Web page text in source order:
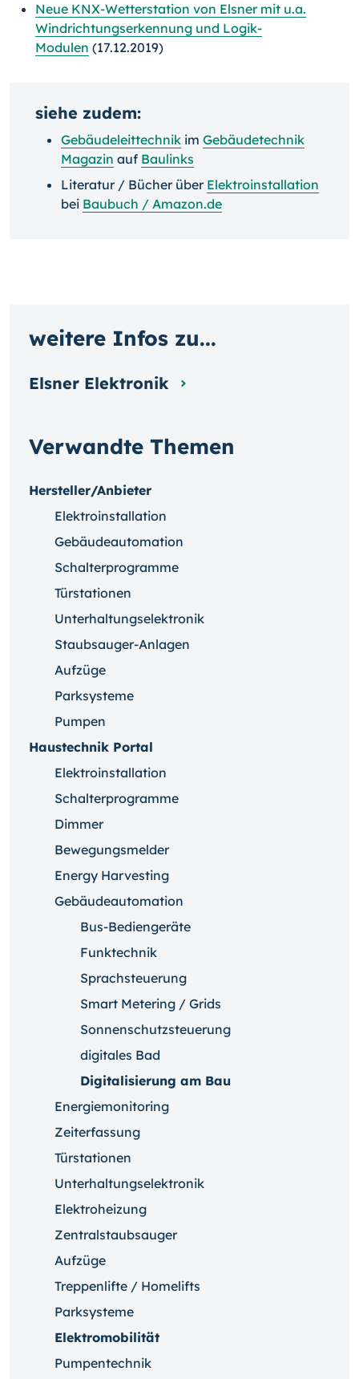
Neue KNX-Wetterstation von Elsner mit u.a.
Windrichtungserkennung und Logik-
Modulen (17.12.2019)
siehe zudem:
Gebäudeleittechnik im Gebäudetechnik
Magazin auf Baulinks
Literatur / Bücher über Elektroinstallation
bei Baubuch / Amazon.de
Verwandte Themen
Hersteller/Anbieter
Elektroinstallation
Gebäudeautomation
Schalterprogramme
Türstationen
Unterhaltungselektronik
Staubsauger-Anlagen
Aufzüge
Parksysteme
Pumpen
Haustechnik Portal
Elektroinstallation
Schalterprogramme
Dimmer
Bewegungsmelder
Energy Harvesting
Gebäudeautomation
Bus-Bediengeräte
Funktechnik
Sprachsteuerung
Smart Metering / Grids
Sonnenschutzsteuerung
digitales Bad
Digitalisierung am Bau
Energiemonitoring
Zeiterfassung
Türstationen
Unterhaltungselektronik
Elektroheizung
Zentralstaubsauger
Aufzüge
Treppenlifte / Homelifts
Parksysteme
Elektromobilität
Pumpentechnik
weitere Infos zu...
Elsner Elektronik